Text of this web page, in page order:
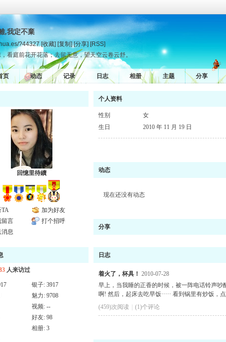
,我定不棄
?44327 [收藏] [复制] [分享] [RSS]
看庭前花开花落；去留无意，望天空云卷云舒。
页 动态 记录 日志 相册 主题 分享
回憶里待續
TA
加为好友
留言
打个招呼
消息
人来访过
银子: 3917
魅力: 9708
视频: --
好友: 98
相册: 3
个人资料
性别
女
生日
2010 年 11 月 19 日
动态
现在还没有动态
分享
日志
着火了，杯具！ 2010-07-28
早上，当我睡的正香的时候，被一阵电话铃声吵
啊! 然后，起床去吃早饭····· 看到锅里有炒饭，
(459)次阅读
(1)个评论